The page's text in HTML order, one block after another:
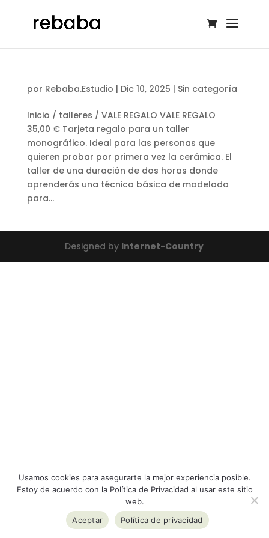
por Rebaba.Estudio | Dic 10, 2025 | Sin categoría
Inicio / talleres / VALE REGALO VALE REGALO
35,00 € Tarjeta regalo para un taller
monográfico. Ideal para las personas que
quieren probar por primera vez la cerámica. El
taller de una duración de dos horas donde
aprenderás una técnica básica de modelado
para...
Designed by Internet-Country
Usamos cookies para asegurarte la mejor experiencia posible.
Estoy de acuerdo con la Política de Privacidad al usar este sitio
web.
Aceptar
Política de privacidad